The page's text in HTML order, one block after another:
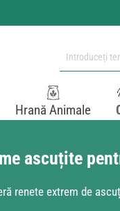
Hrană Animale
ascuțite
renete extrem de